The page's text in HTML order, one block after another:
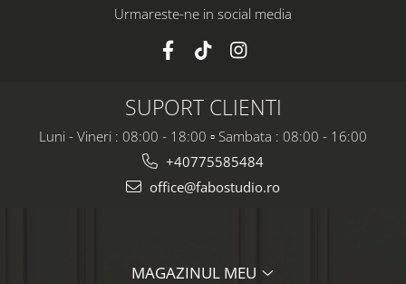
Urmareste-ne in social media
SUPORT CLIENTI
Luni - Vineri : 08:00 - 18:00 ▫️ Sambata : 08:00 - 16:00
+40775585484
office@fabostudio.ro
MAGAZINUL MEU